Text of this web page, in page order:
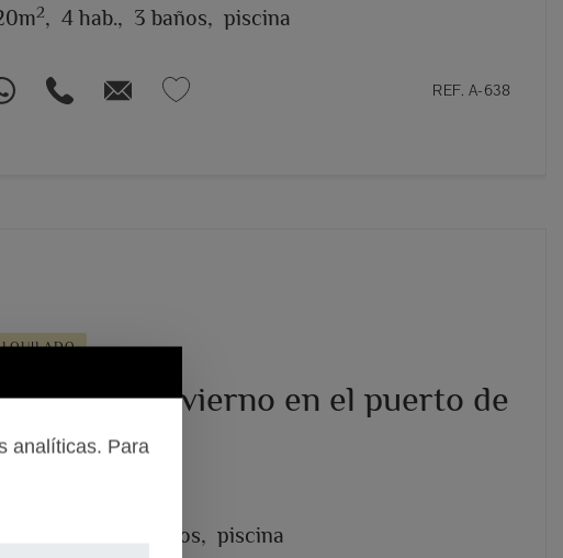
analíticas. Para
2, 4 hab., 3 baños, piscina
REF. A-638
de invierno en el puerto de
2 baños, piscina